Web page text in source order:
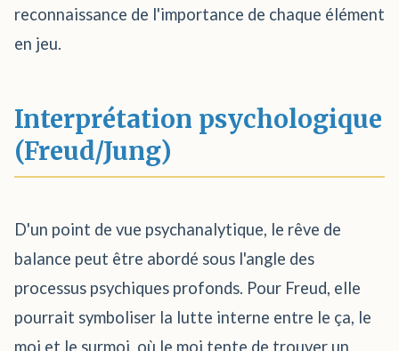
reconnaissance de l'importance de chaque élément
en jeu.
Interprétation psychologique
(Freud/Jung)
D'un point de vue psychanalytique, le rêve de
balance peut être abordé sous l'angle des
processus psychiques profonds. Pour Freud, elle
pourrait symboliser la lutte interne entre le ça, le
moi et le surmoi, où le moi tente de trouver un